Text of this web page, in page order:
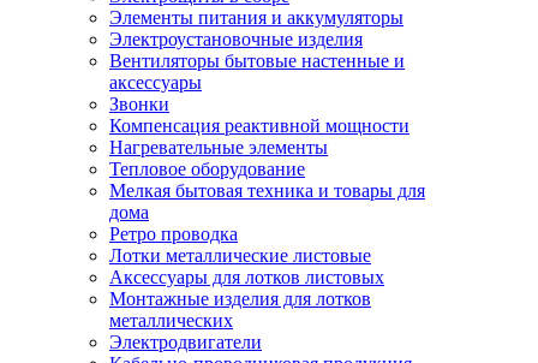
Элементы питания и аккумуляторы
Электроустановочные изделия
Вентиляторы бытовые настенные и
аксессуары
Звонки
Компенсация реактивной мощности
Нагревательные элементы
Тепловое оборудование
Мелкая бытовая техника и товары для
дома
Ретро проводка
Лотки металлические листовые
Аксессуары для лотков листовых
Монтажные изделия для лотков
металлических
Электродвигатели